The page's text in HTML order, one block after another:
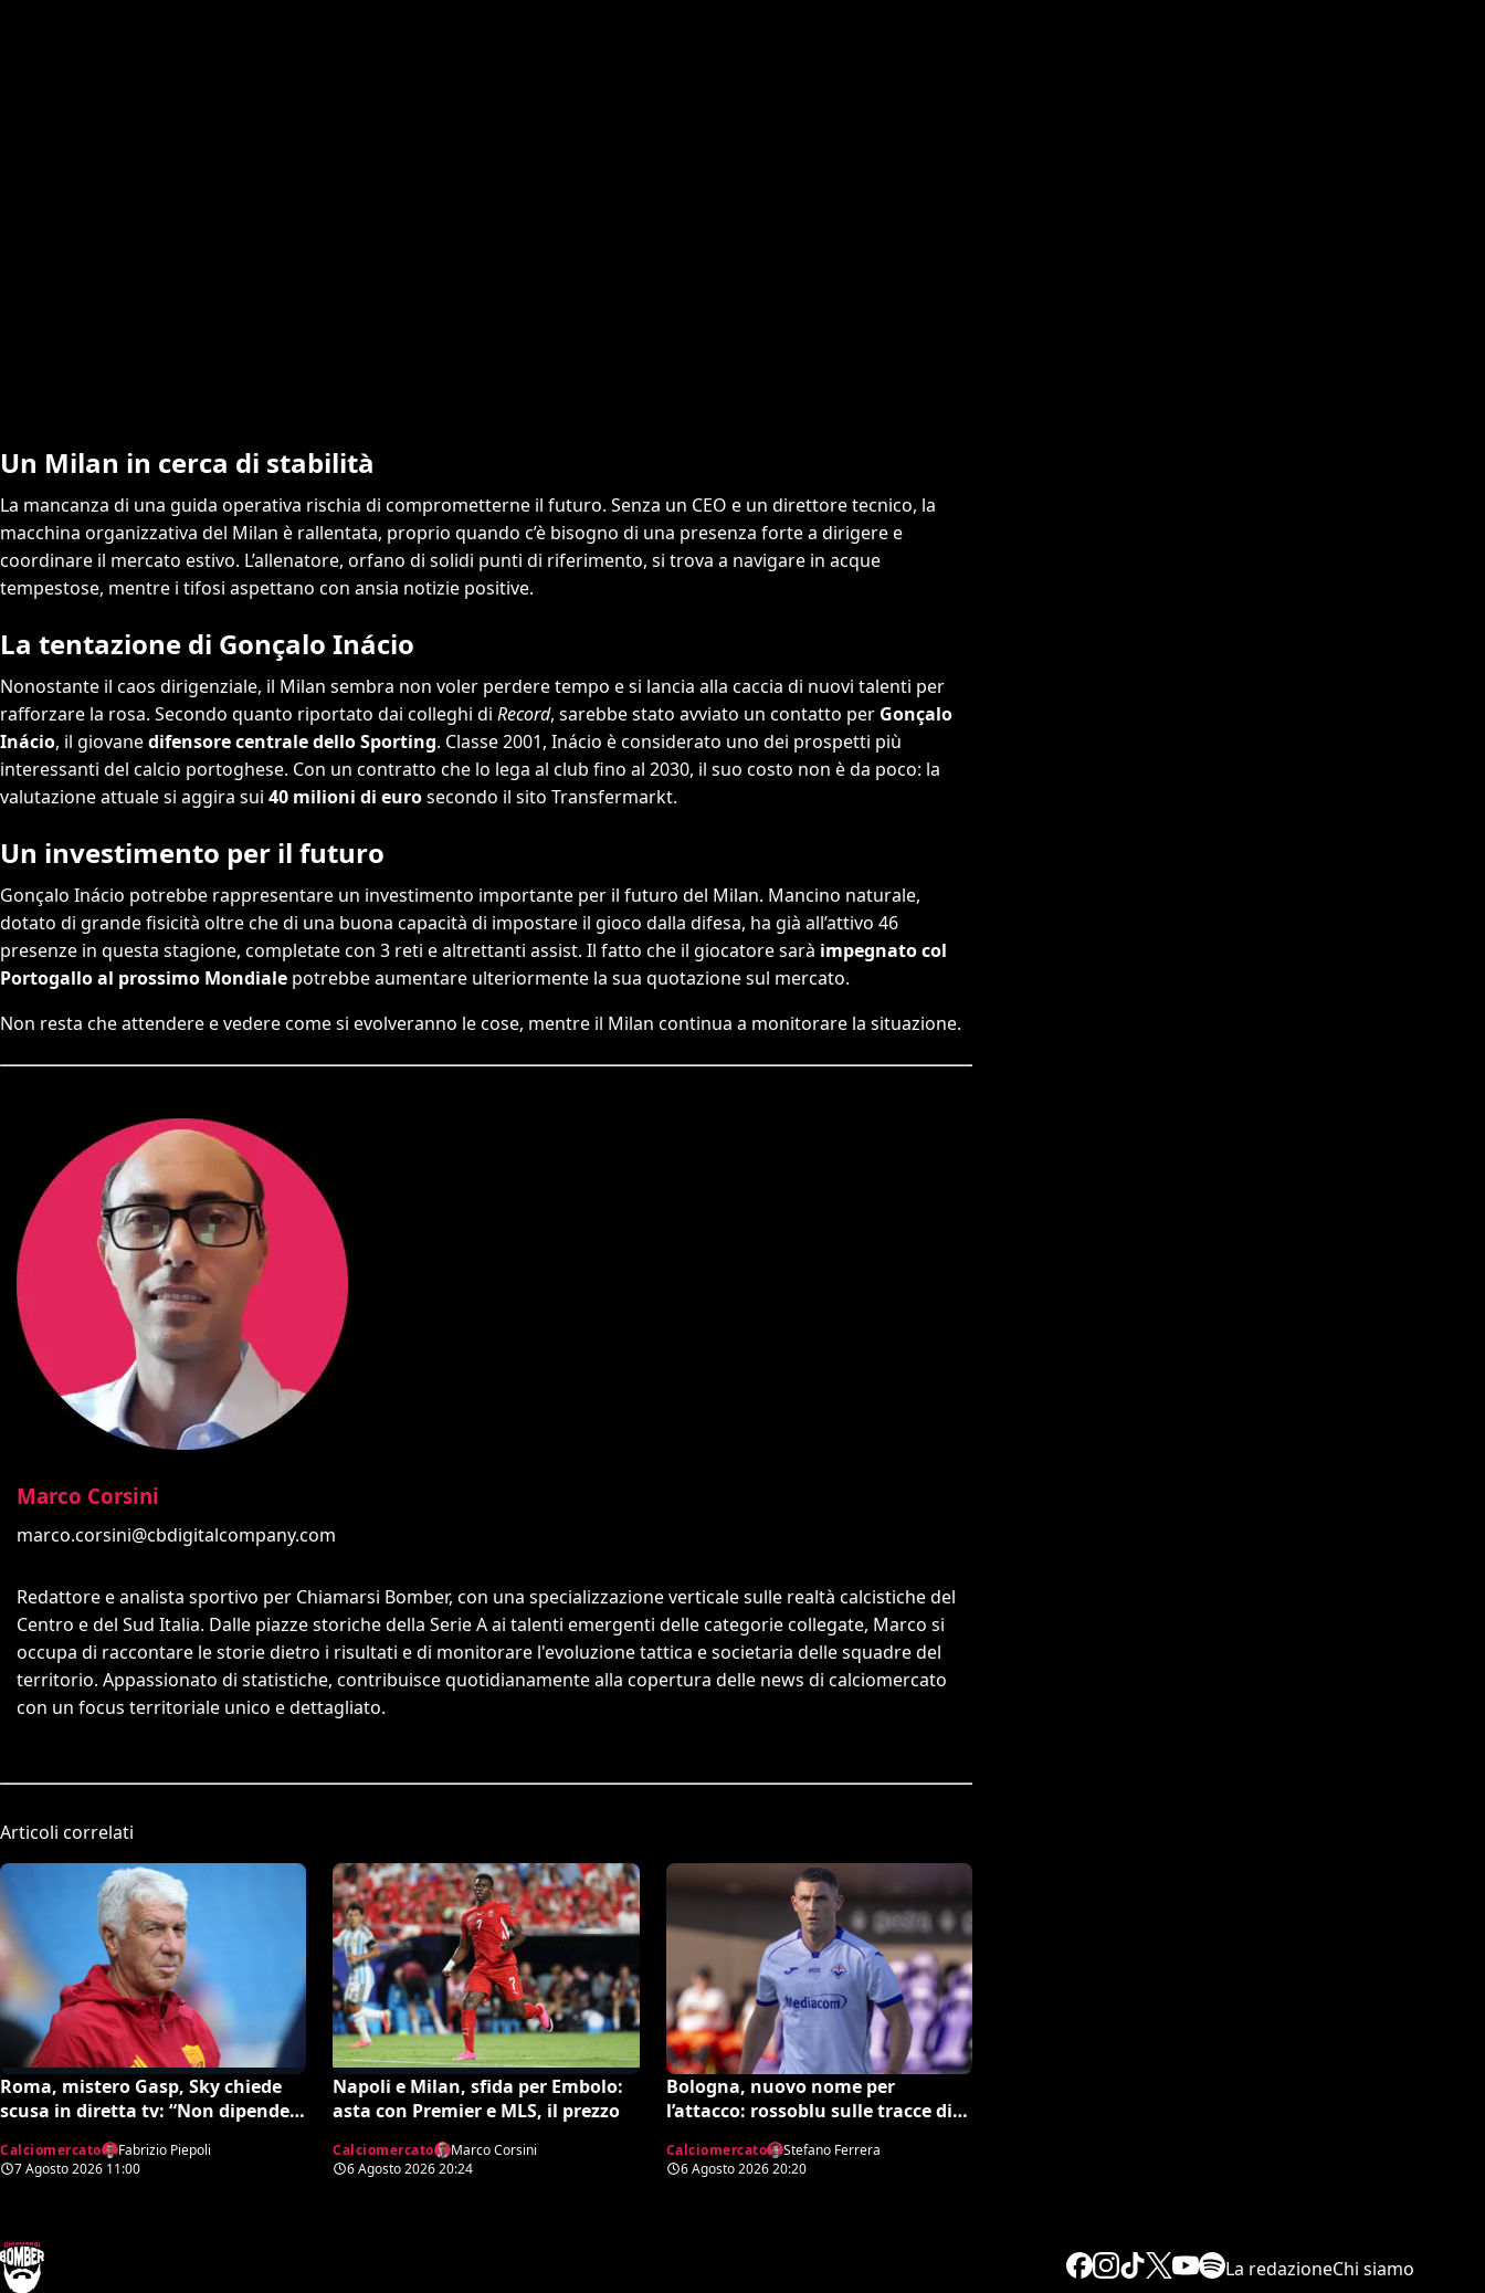
Un Milan in cerca di stabilità
La mancanza di una guida operativa rischia di comprometterne il futuro. Senza un CEO e un direttore tecnico, la
macchina organizzativa del Milan è rallentata, proprio quando c’è bisogno di una presenza forte a dirigere e
coordinare il mercato estivo. L’allenatore, orfano di solidi punti di riferimento, si trova a navigare in acque
tempestose, mentre i tifosi aspettano con ansia notizie positive.
La tentazione di Gonçalo Inácio
Nonostante il caos dirigenziale, il Milan sembra non voler perdere tempo e si lancia alla caccia di nuovi talenti per
rafforzare la rosa. Secondo quanto riportato dai colleghi di Record, sarebbe stato avviato un contatto per Gonçalo
Inácio, il giovanedifensore centrale dello Sporting. Classe 2001, Inácio è considerato uno dei prospetti più
interessanti del calcio portoghese. Con un contratto che lo lega al club fino al 2030, il suo costo non è da poco: la
valutazione attuale si aggira sui 40 milioni di eurosecondo il sito Transfermarkt.
Un investimento per il futuro
Gonçalo Inácio potrebbe rappresentare un investimento importante per il futuro del Milan. Mancino naturale,
dotato di grande fisicità oltre che di una buona capacità di impostare il gioco dalla difesa, ha già all’attivo 46
presenze in questa stagione, completate con 3 reti e altrettanti assist. Il fatto che il giocatore sarà impegnato col
Portogallo al prossimo Mondiale potrebbe aumentare ulteriormente la sua quotazione sul mercato.
Non resta che attendere e vedere come si evolveranno le cose, mentre il Milan continua a monitorare la situazione.
Marco Corsini
marco.corsini@cbdigitalcompany.com
Redattore e analista sportivo per Chiamarsi Bomber, con una specializzazione verticale sulle realtà calcistiche del
Centro e del Sud Italia. Dalle piazze storiche della Serie A ai talenti emergenti delle categorie collegate, Marco si
occupa di raccontare le storie dietro i risultati e di monitorare l'evoluzione tattica e societaria delle squadre del
territorio. Appassionato di statistiche, contribuisce quotidianamente alla copertura delle news di calciomercato
con un focus territoriale unico e dettagliato.
Articoli correlati
Roma, mistero Gasp, Sky chiede
scusa in diretta tv: “Non dipende
né da noi né da lui”. Colpo a
sorpresa in arrivo?
Calciomercato
Fabrizio Piepoli
7 Agosto 2026 11:00
Napoli e Milan, sfida per Embolo:
asta con Premier e MLS, il prezzo
Calciomercato
Marco Corsini
6 Agosto 202620:24
Bologna, nuovo nome per
l’attacco: rossoblu sulle tracce di
Calciomercato
Stefano Ferrera
6 Agosto 202620:20
La redazioneChi siamo